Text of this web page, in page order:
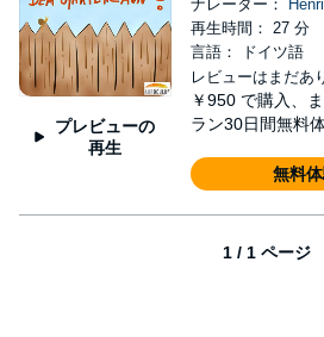
プレビューの
再生
ナレーター：
再生時間： 27 分
言語： ドイツ語
レビューはまだあ
￥950 で購入、
ラン30日間無料
無料
1 / 1 ページ